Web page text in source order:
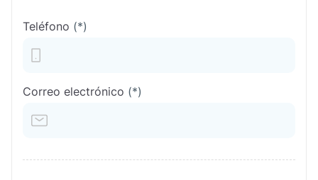
Teléfono (*)
Correo electrónico (*)